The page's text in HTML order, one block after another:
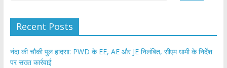
Recent Posts
नंदा की चौकी पुल हादसा: PWD के EE, AE और JE निलंबित, सीएम धामी के निर्देश
पर सख्त कार्रवाई